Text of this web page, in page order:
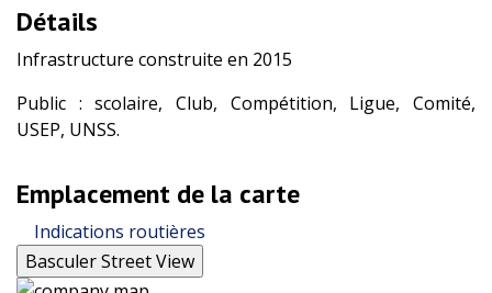
Détails
Infrastructure construite en 2015
Public : scolaire, Club, Compétition, Ligue, Comité,
USEP, UNSS.
Emplacement de la carte
Indications routières